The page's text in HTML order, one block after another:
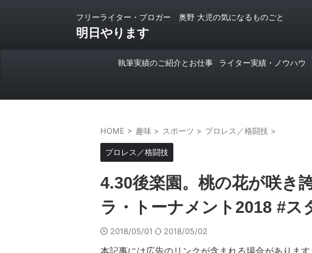
フリーライター・ブロガー 奥野 大児の気になるものごと
明日やります
執筆実績のご紹介とお仕事 ライター実績・ノウハウ
HOME > 趣味 > スポーツ > プロレス／格闘技 >
プロレス／格闘技
4.30後楽園。桃の花が咲き
ラ・トーナメント2018 #
2018/05/01 2018/05/02